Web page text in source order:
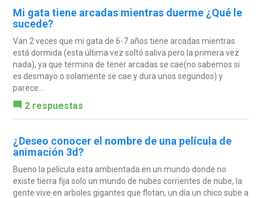
Mi gata tiene arcadas mientras duerme ¿Qué le
sucede?
Van 2 veces que mi gata de 6-7 años tiene arcadas mientras
está dormida (esta última vez soltó saliva pero la primera vez
nada), ya que termina de tener arcadas se cae(no sabemos si
es desmayo o solamente se cae y dura unos segundos) y
parece...
2 respuestas
¿Deseo conocer el nombre de una película de
animación 3d?
Bueno la película esta ambientada en un mundo donde no
existe tierra fija solo un mundo de nubes corrientes de nube, la
gente vive en arboles gigantes que flotan, un día un chico sube a